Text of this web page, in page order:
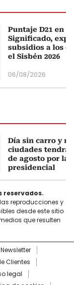
Puntaje D21 en
Significado,
subsidios a los
el Sisbén 2026
06/08/2026
Día sin carro y
ciudades
de agosto por la
presidencial
reservados.
las reproducciones y
desde este sitio
que resulten
Newsletter
Clientes
legal